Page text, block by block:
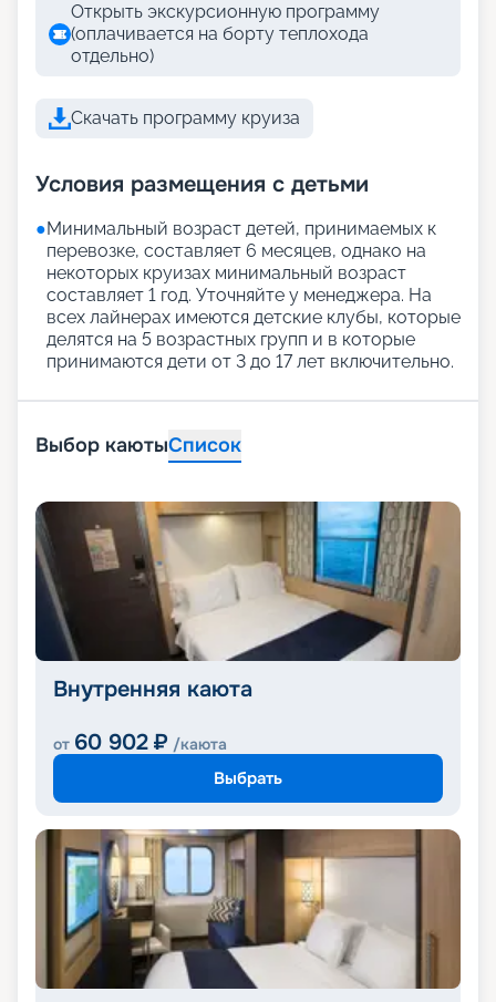
Открыть экскурсионную программу
(оплачивается на борту теплохода
отдельно)
Скачать программу круиза
Условия размещения с детьми
●Минимальный возраст детей, принимаемых к
перевозке, составляет 6 месяцев, однако на
некоторых круизах минимальный возраст
составляет 1 год. Уточняйте у менеджера. На
всех лайнерах имеются детские клубы, которые
делятся на 5 возрастных групп и в которые
принимаются дети от 3 до 17 лет включительно.
Выбор каютыСписок
Внутренняя каюта
от 60 902 ₽ /каюта
Выбрать